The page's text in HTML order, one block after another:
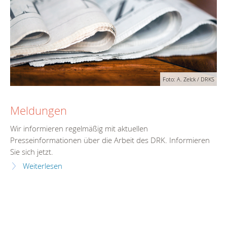
Foto: A. Zelck / DRKS
Meldungen
Wir informieren regelmäßig mit aktuellen
Presseinformationen über die Arbeit des DRK. Informieren
Sie sich jetzt.
Weiterlesen